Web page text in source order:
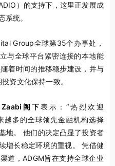
）的支持下，这里正发展成
系统。
Group全球第35个办事处，
与全球平台紧密连接的本地能
着时间的推移稳步建设，并与
资文化保持一致。
阁下表示：“热烈欢迎
越多的全球领先金融机构选择
地。 他们的决定凸显了投资者
增长稳定环境的重视。 凭借健
道，ADGM旨在支持全球企业